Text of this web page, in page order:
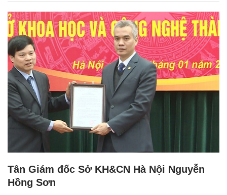
Tân Giám đốc Sở KH&CN Hà Nội Nguyễn
Hồng Sơn